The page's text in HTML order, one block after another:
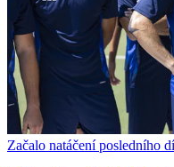
Začalo natáčení posledního